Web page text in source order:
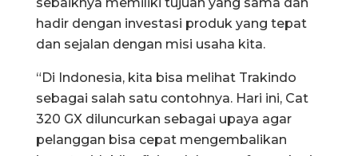
hadir dengan investasi produk yang tepat
dan sejalan dengan misi usaha kita.
“Di Indonesia, kita bisa melihat Trakindo
sebagai salah satu contohnya. Hari ini, Cat
320 GX diluncurkan sebagai upaya agar
pelanggan bisa cepat mengembalikan